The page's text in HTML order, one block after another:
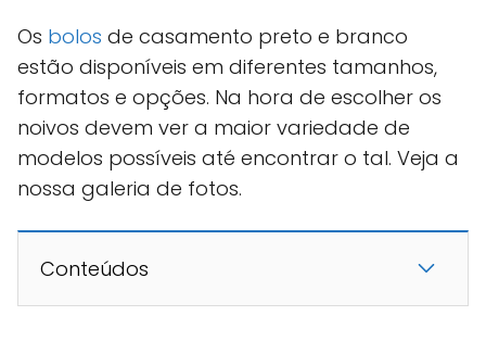
Os bolos de casamento preto e branco
estão disponíveis em diferentes tamanhos,
formatos e opções. Na hora de escolher os
noivos devem ver a maior variedade de
modelos possíveis até encontrar o tal. Veja a
nossa galeria de fotos.
Conteúdos